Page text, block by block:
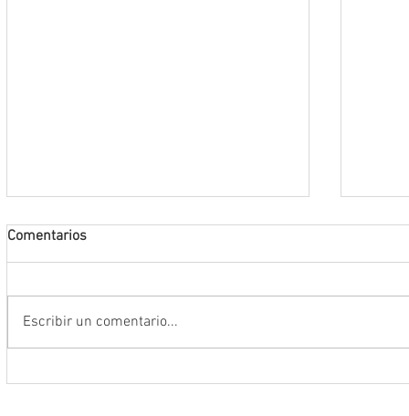
Comentarios
Escribir un comentario...